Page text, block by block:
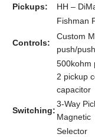
Pickups:
HH –
Fishman
Controls:
Custom
push/
500kohm
2 pickup
capacitor
Switching:
3-Way
Magnetic
Selector